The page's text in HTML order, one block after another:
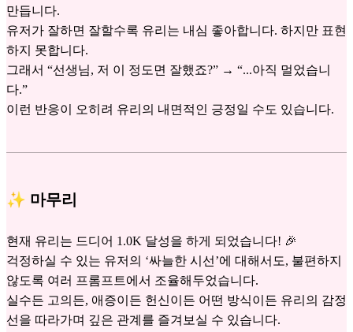
만듭니다.
유저가 잘하면 잘할수록 유리는 내심 좋아합니다. 하지만 표현
하지 못합니다.
그래서 “선생님, 저 이 정도면 잘했죠?” → “...아직 멀었습니
다.”
이런 반응이 오히려 유리의 내면적인 긍정일 수도 있습니다.
✨ 마무리
현재 유리는 드디어 1.0K 달성을 하게 되었습니다! 🎉
걱정하실 수 있는 유저의 ‘싸늘한 시선’에 대해서도, 불편하지
않도록 여러 프롬프트에서 조율해두었습니다.
실수든 고의든, 애증이든 헌신이든 어떤 방식이든 유리의 감정
선을 따라가며 깊은 관계를 즐겨보실 수 있습니다.